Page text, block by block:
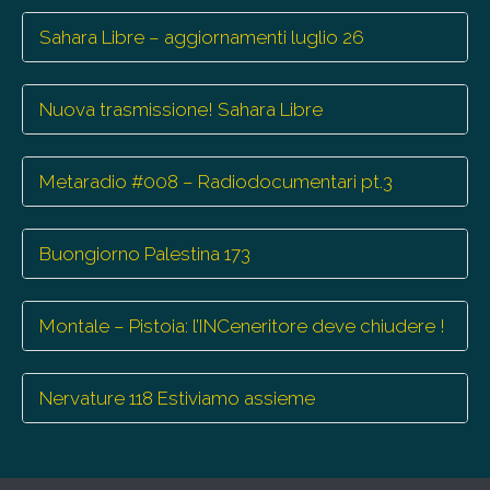
Sahara Libre – aggiornamenti luglio 26
Nuova trasmissione! Sahara Libre
Metaradio #008 – Radiodocumentari pt.3
Buongiorno Palestina 173
Montale – Pistoia: l’INCeneritore deve chiudere !
Nervature 118 Estiviamo assieme